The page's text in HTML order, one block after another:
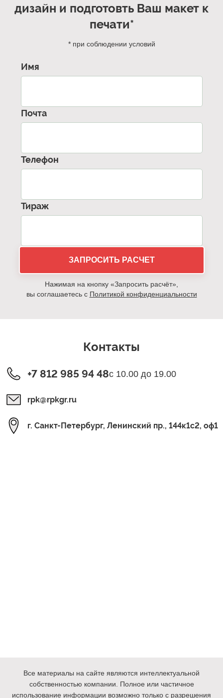
дизайн и подготовть Ваш макет к
печати*
* при соблюдении условий
Имя
Почта
Телефон
Тираж
ЗАПРОСИТЬ РАСЧЕТ
Нажимая на кнопку «Запросить расчёт»,
вы соглашаетесь с Политикой конфиденциальности
Контакты
+7 812 985 94 48с 10.00 до 19.00
rpk@rpkgr.ru
г. Санкт-Петербург, Ленинский пр., 144к1с2, оф1
Все материалы на сайте являются интеллектуальной
собственностью компании. Полное или частичное
использование информации возможно только с разрешения